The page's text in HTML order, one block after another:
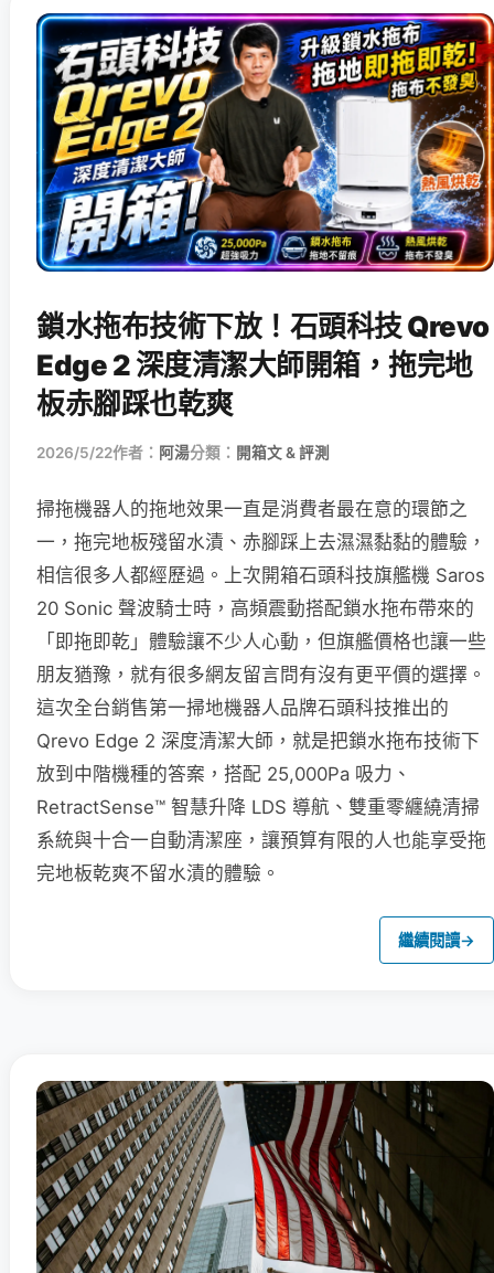
鎖水拖布技術下放！石頭科技 Qrevo
Edge 2 深度清潔大師開箱，拖完地
板赤腳踩也乾爽
2026/5/22作者： 阿湯分類： 開箱文 & 評測
掃拖機器人的拖地效果一直是消費者最在意的環節之
一，拖完地板殘留水漬、赤腳踩上去濕濕黏黏的體驗，
相信很多人都經歷過。上次開箱石頭科技旗艦機 Saros
20 Sonic 聲波騎士時，高頻震動搭配鎖水拖布帶來的
「即拖即乾」體驗讓不少人心動，但旗艦價格也讓一些
朋友猶豫，就有很多網友留言問有沒有更平價的選擇。
這次全台銷售第一掃地機器人品牌石頭科技推出的
Qrevo Edge 2 深度清潔大師，就是把鎖水拖布技術下
放到中階機種的答案，搭配 25,000Pa 吸力、
RetractSense™ 智慧升降 LDS 導航、雙重零纏繞清掃
系統與十合一自動清潔座，讓預算有限的人也能享受拖
完地板乾爽不留水漬的體驗。
繼續閱讀→